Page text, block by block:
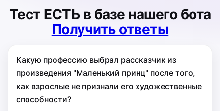
Тест ЕСТЬ в базе нашего бота
Получить ответы
Какую профессию выбрал рассказчик из
произведения "Маленький принц" после того,
как взрослые не признали его художественные
способности?